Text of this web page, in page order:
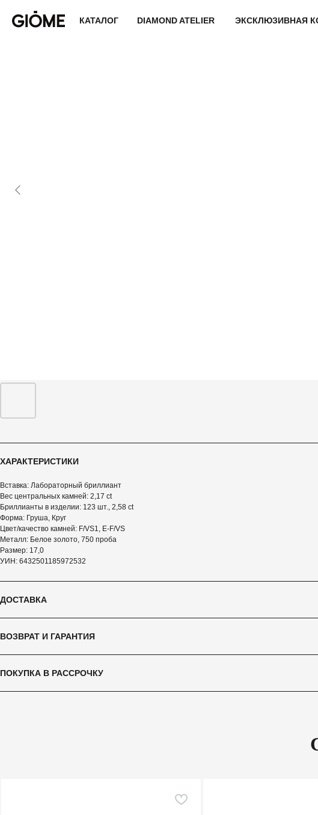
КАТАЛОГ DIAMOND ATELIER ЭКСКЛЮЗИВНАЯ
ХАРАКТЕРИСТИКИ
Вставка: Лабораторный бриллиант
Вес центральных камней: 2,17 ct
Бриллианты в изделии: 123 шт., 2,58 ct
Форма: Груша, Круг
Цвет/качество камней: F/VS1, E-F/VS
Металл: Белое золото, 750 проба
Размер: 17,0
УИН: 6432501185972532
ДОСТАВКА
ВОЗВРАТ И ГАРАНТИЯ
ПОКУПКА В РАССРОЧКУ